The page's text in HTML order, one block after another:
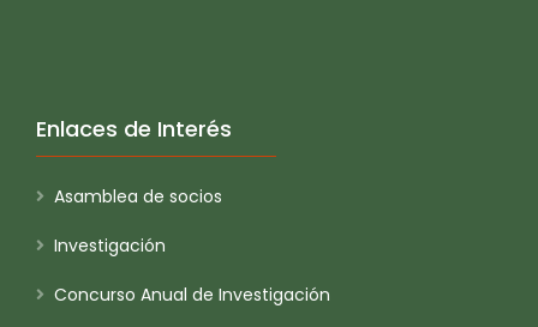
Enlaces de Interés
Asamblea de socios
Investigación
Concurso Anual de Investigación